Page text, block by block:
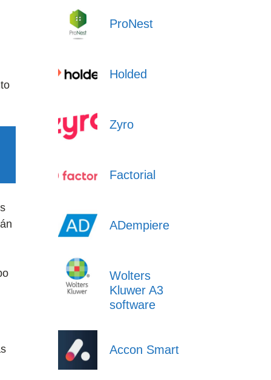
ProNest
Holded
Zyro
Factorial
ADempiere
Wolters
Kluwer A3
software
Accon Smart